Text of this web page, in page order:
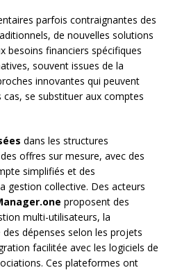
parfois contraignantes des
de nouvelles solutions
besoins financiers spécifiques
souvent issues de la
innovantes qui peuvent
se substituer aux comptes
dans les structures
offres sur mesure, avec des
simplifiés et des
gestion collective. Des acteurs
proposent des
multi-utilisateurs, la
dépenses selon les projets
facilitée avec les logiciels de
Ces plateformes ont